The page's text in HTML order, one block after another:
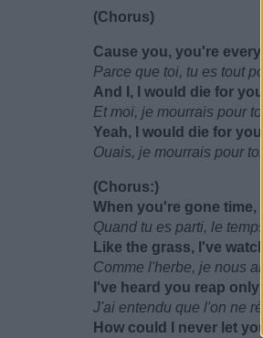
(Chorus)
Cause you, you're
Parce que toi, tu es tout
And I, I would die for you
Et moi, je mourrais pour toi
Yeah, I would die for you
Ouais, je mourrais pour toi
(Chorus:)
When you're gone time,
Quand tu es parti, le
Like the grass, I've
Comme l'herbe, je nous
I've heard you reap
J'ai entendu que l'on ne
How could I never let